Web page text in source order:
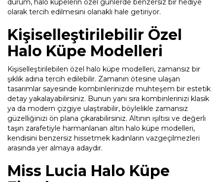
durum, halo küpelerin özel günlerde benzersiz bir hediye
olarak tercih edilmesini olanaklı hale getiriyor.
Kişiselleştirilebilir Özel
Halo Küpe Modelleri
Kişiselleştirilebilen özel halo küpe modelleri, zamansız bir
şıklık adına tercih edilebilir. Zamanın ötesine ulaşan
tasarımlar sayesinde kombinlerinizde muhteşem bir estetik
detay yakalayabilirsiniz. Bunun yanı sıra kombinlerinizi klasik
ya da modern çizgiye ulaştırabilir, böylelikle zamansız
güzelliğinizi ön plana çıkarabilirsiniz. Altının ışıltısı ve değerli
taşın zarafetiyle harmanlanan altın halo küpe modelleri,
kendisini benzersiz hissetmek kadınların vazgeçilmezleri
arasında yer almaya adaydır.
Miss Lucia Halo Küpe